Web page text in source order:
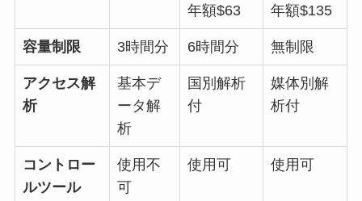
年額$63
年額$135
容量制限 3時間分 6時間分 無制限
アクセス解
析
基本デ
ータ解
析
国別解析
付
媒体別解
析付
コントロー
ルツール
使用不
可
使用可 使用可